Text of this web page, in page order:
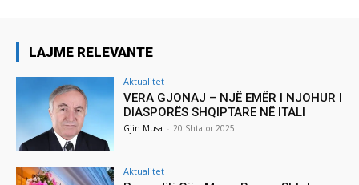
LAJME RELEVANTE
Aktualitet
VERA GJONAJ – NJË EMËR I NJOHUR I
DIASPORËS SHQIPTARE NË ITALI
Gjin Musa - 20 Shtator 2025
Aktualitet